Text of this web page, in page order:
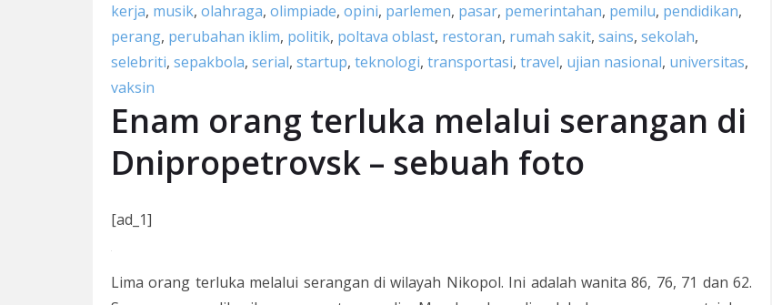
kerja, musik, olahraga, olimpiade, opini, parlemen, pasar, pemerintahan, pemilu, pendidikan,
perang, perubahan iklim, politik, poltava oblast, restoran, rumah sakit, sains, sekolah,
selebriti, sepakbola, serial, startup, teknologi, transportasi, travel, ujian nasional, universitas,
vaksin
Enam orang terluka melalui serangan di
Dnipropetrovsk – sebuah foto
[ad_1]
Lima orang terluka melalui serangan di wilayah Nikopol. Ini adalah wanita 86, 76, 71 dan 62.